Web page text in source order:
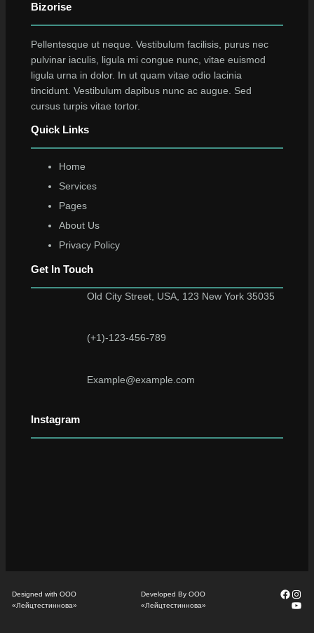
Bizorise
Pellentesque ut neque. Vestibulum facilisis, purus nec
pulvinar iaculis, ligula mi congue nunc, vitae euismod
ligula urna in dolor. In ut quam vitae odio lacinia
tincidunt. Vestibulum dapibus nunc ac augue. Sed
cursus turpis vitae tortor.
Quick Links
Home
Services
Pages
About Us
Privacy Policy
Get In Touch
Old City Street, USA, 123 New York 35035
(+1)-123-456-789
Example@example.com
Instagram
Designed with ООО
«Лейцтестиннова»
Developed By ООО
«Лейцтестиннова»